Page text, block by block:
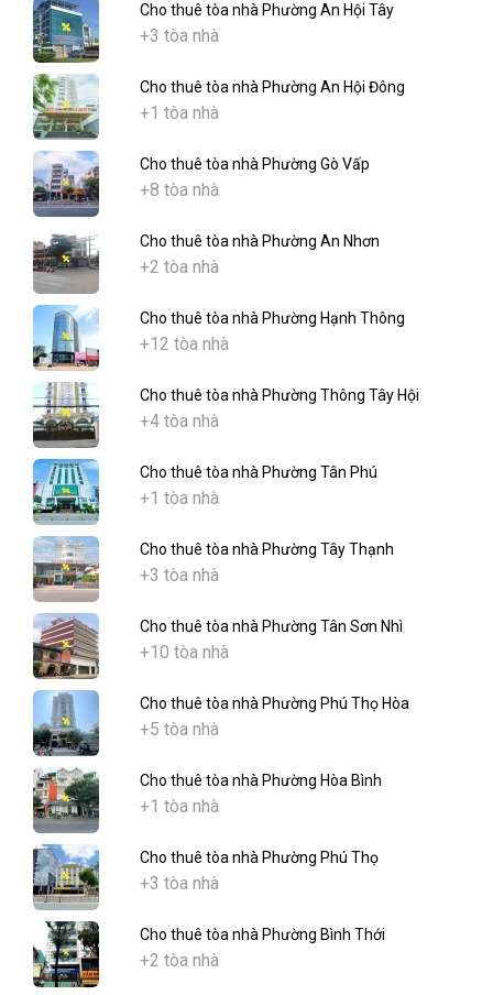
Cho thuê tòa nhà Phường An Hội Tây
+3 tòa nhà
Cho thuê tòa nhà Phường An Hội Đông
+1 tòa nhà
Cho thuê tòa nhà Phường Gò Vấp
+8 tòa nhà
Cho thuê tòa nhà Phường An Nhơn
+2 tòa nhà
Cho thuê tòa nhà Phường Hạnh Thông
+12 tòa nhà
Cho thuê tòa nhà Phường Thông Tây Hội
+4 tòa nhà
Cho thuê tòa nhà Phường Tân Phú
+1 tòa nhà
Cho thuê tòa nhà Phường Tây Thạnh
+3 tòa nhà
Cho thuê tòa nhà Phường Tân Sơn Nhì
+10 tòa nhà
Cho thuê tòa nhà Phường Phú Thọ Hòa
+5 tòa nhà
Cho thuê tòa nhà Phường Hòa Bình
+1 tòa nhà
Cho thuê tòa nhà Phường Phú Thọ
+3 tòa nhà
Cho thuê tòa nhà Phường Bình Thới
+2 tòa nhà